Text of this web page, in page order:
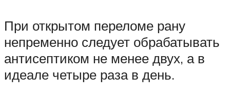
При открытом переломе рану
непременно следует обрабатывать
антисептиком не менее двух, а в
идеале четыре раза в день.